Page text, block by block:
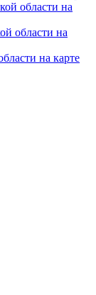
области на
области на
на карте